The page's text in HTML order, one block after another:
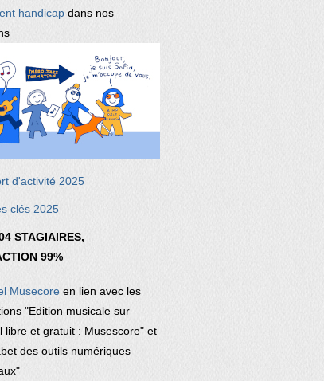
handicap dans nos
d'activité 2025
clés 2025
STAGIAIRES,
99%
Musecore en lien avec les
"Edition musicale sur
libre et gratuit : Musescore" et
des outils numériques